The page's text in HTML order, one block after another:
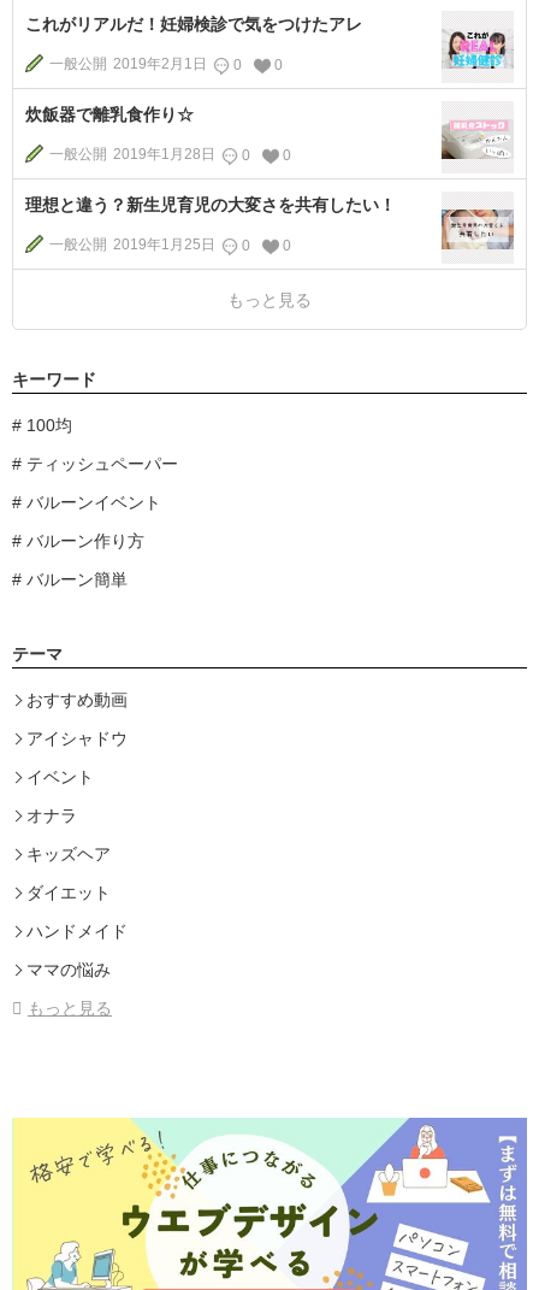
これがリアルだ！妊婦検診で気をつけたアレ
一般公開 2019年2月1日 0 0
炊飯器で離乳食作り☆
一般公開 2019年1月28日 0 0
理想と違う？新生児育児の大変さを共有したい！
一般公開 2019年1月25日 0 0
もっと見る
キーワード
100均
ティッシュペーパー
バルーンイベント
バルーン作り方
バルーン簡単
テーマ
おすすめ動画
アイシャドウ
イベント
オナラ
キッズヘア
ダイエット
ハンドメイド
ママの悩み
もっと見る